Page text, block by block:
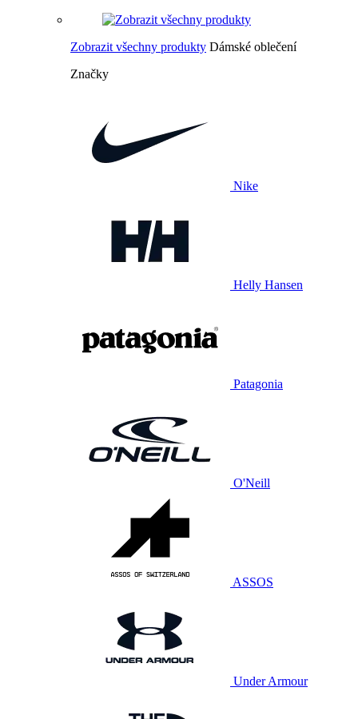
Zobrazit všechny produkty Dámské oblečení
Značky
Nike
Helly Hansen
Patagonia
O'Neill
ASSOS
Under Armour